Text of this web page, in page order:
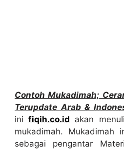
Contoh Mukadimah;
Terupdate Arab &
inifiqih.co.id akan
mukadimah. Mukadimah
sebagai pengantar